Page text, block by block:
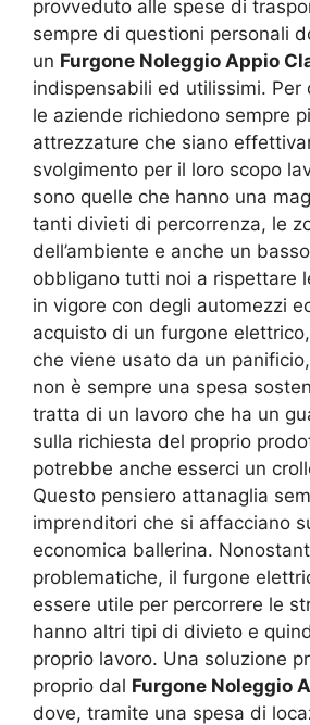
provveduto alle spese di
sempre di questioni personali
un Furgone Noleggio Appio
indispensabili ed utilissimi. Per
le aziende richiedono sempre
attrezzature che siano
svolgimento per il loro scopo
sono quelle che hanno una
tanti divieti di percorrenza, le
dell’ambiente e anche un
obbligano tutti noi a rispettare
in vigore con degli automezzi
acquisto di un furgone
che viene usato da un
non è sempre una spesa
tratta di un lavoro che ha un
sulla richiesta del proprio
potrebbe anche esserci un
Questo pensiero attanaglia
imprenditori che si affacciano
economica ballerina.
problematiche, il furgone
essere utile per percorrere le
hanno altri tipi di divieto e
proprio lavoro. Una soluzione
proprio dal Furgone Noleggio
dove, tramite una spesa di